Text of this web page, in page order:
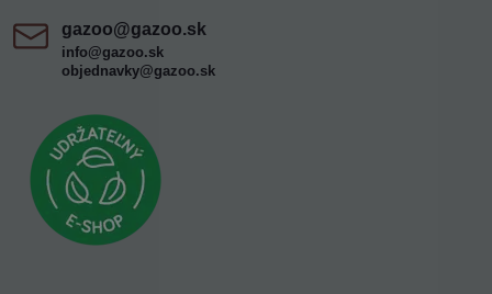
gazoo​@gazoo​.sk
info@gazoo.sk
objednavky@gazoo.sk